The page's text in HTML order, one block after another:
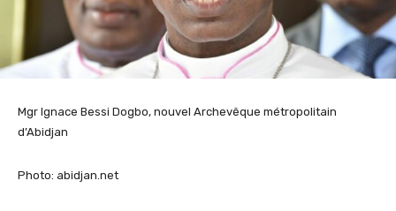
Mgr Ignace Bessi Dogbo, nouvel Archevêque métropolitain
d’Abidjan
Photo: abidjan.net